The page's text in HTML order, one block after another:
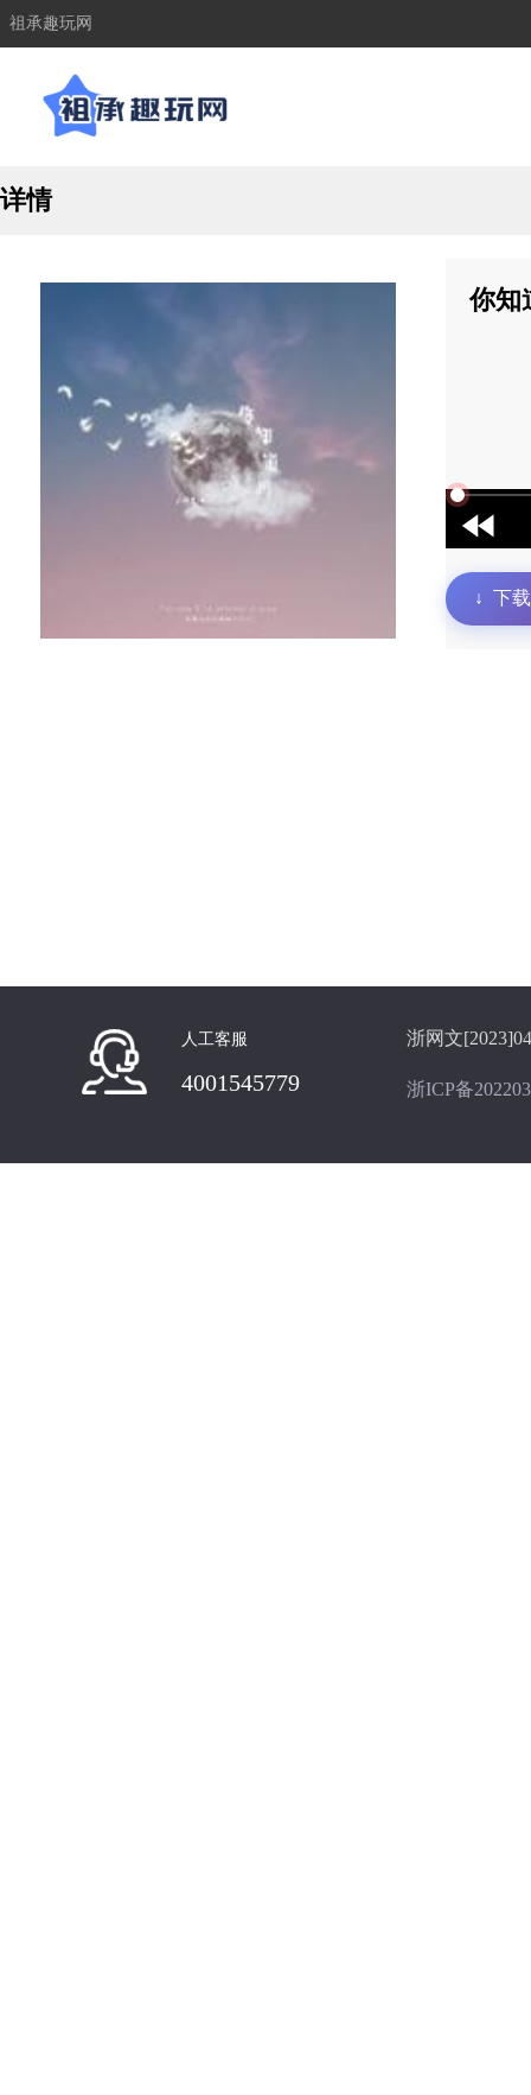
祖承趣玩网
详情
你知
↓ 下
人工客服
4001545779
浙网文
浙ICP备